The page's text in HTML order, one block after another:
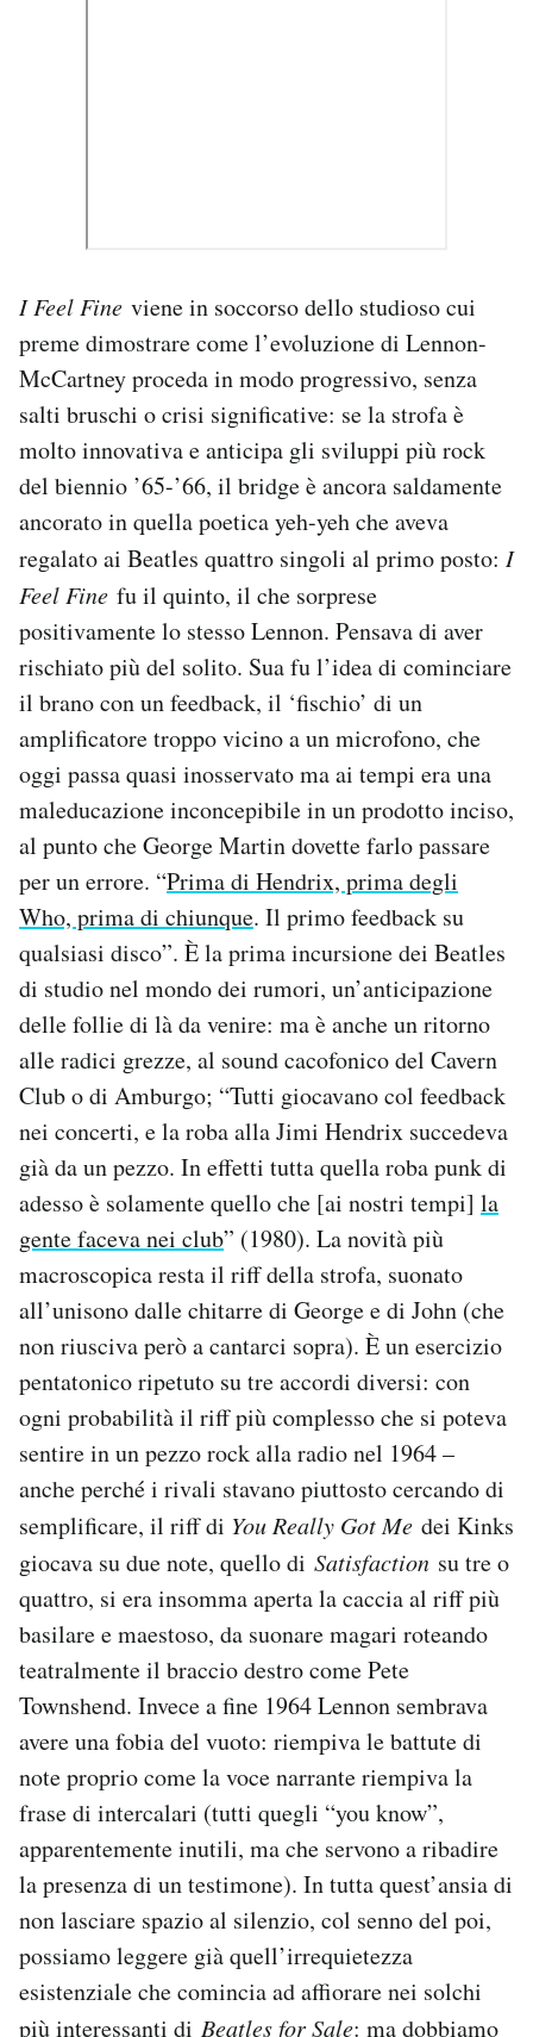
I Feel Fine viene in soccorso dello studioso cui
preme dimostrare come l’evoluzione di Lennon-
McCartney proceda in modo progressivo, senza
salti bruschi o crisi significative: se la strofa è
molto innovativa e anticipa gli sviluppi più rock
del biennio ’65-’66, il bridge è ancora saldamente
ancorato in quella poetica yeh-yeh che aveva
regalato ai Beatles quattro singoli al primo posto: I
Feel Fine fu il quinto, il che sorprese
positivamente lo stesso Lennon. Pensava di aver
rischiato più del solito. Sua fu l’idea di cominciare
il brano con un feedback, il ‘fischio’ di un
amplificatore troppo vicino a un microfono, che
oggi passa quasi inosservato ma ai tempi era una
maleducazione inconcepibile in un prodotto inciso,
al punto che George Martin dovette farlo passare
per un errore. “Prima di Hendrix, prima degli
Who, prima di chiunque. Il primo feedback su
qualsiasi disco”. È la prima incursione dei Beatles
di studio nel mondo dei rumori, un’anticipazione
delle follie di là da venire: ma è anche un ritorno
alle radici grezze, al sound cacofonico del Cavern
Club o di Amburgo; “Tutti giocavano col feedback
nei concerti, e la roba alla Jimi Hendrix succedeva
già da un pezzo. In effetti tutta quella roba punk di
adesso è solamente quello che [ai nostri tempi] la
gente faceva nei club” (1980). La novità più
macroscopica resta il riff della strofa, suonato
all’unisono dalle chitarre di George e di John (che
non riusciva però a cantarci sopra). È un esercizio
pentatonico ripetuto su tre accordi diversi: con
ogni probabilità il riff più complesso che si poteva
sentire in un pezzo rock alla radio nel 1964 –
anche perché i rivali stavano piuttosto cercando di
semplificare, il riff di You Really Got Me dei Kinks
giocava su due note, quello di Satisfaction su tre o
quattro, si era insomma aperta la caccia al riff più
basilare e maestoso, da suonare magari roteando
teatralmente il braccio destro come Pete
Townshend. Invece a fine 1964 Lennon sembrava
avere una fobia del vuoto: riempiva le battute di
note proprio come la voce narrante riempiva la
frase di intercalari (tutti quegli “you know”,
apparentemente inutili, ma che servono a ribadire
la presenza di un testimone). In tutta quest’ansia di
non lasciare spazio al silenzio, col senno del poi,
possiamo leggere già quell’irrequietezza
esistenziale che comincia ad affiorare nei solchi
più interessanti di Beatles for Sale: ma dobbiamo